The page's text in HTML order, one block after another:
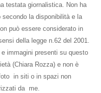
testata giornalistica. Non ha
la disponibilità e la
può essere considerato in
della legge n.62 del 2001.
immagini presenti su questo
(Chiara Rozza) e non è
in siti o in spazi non
da me.